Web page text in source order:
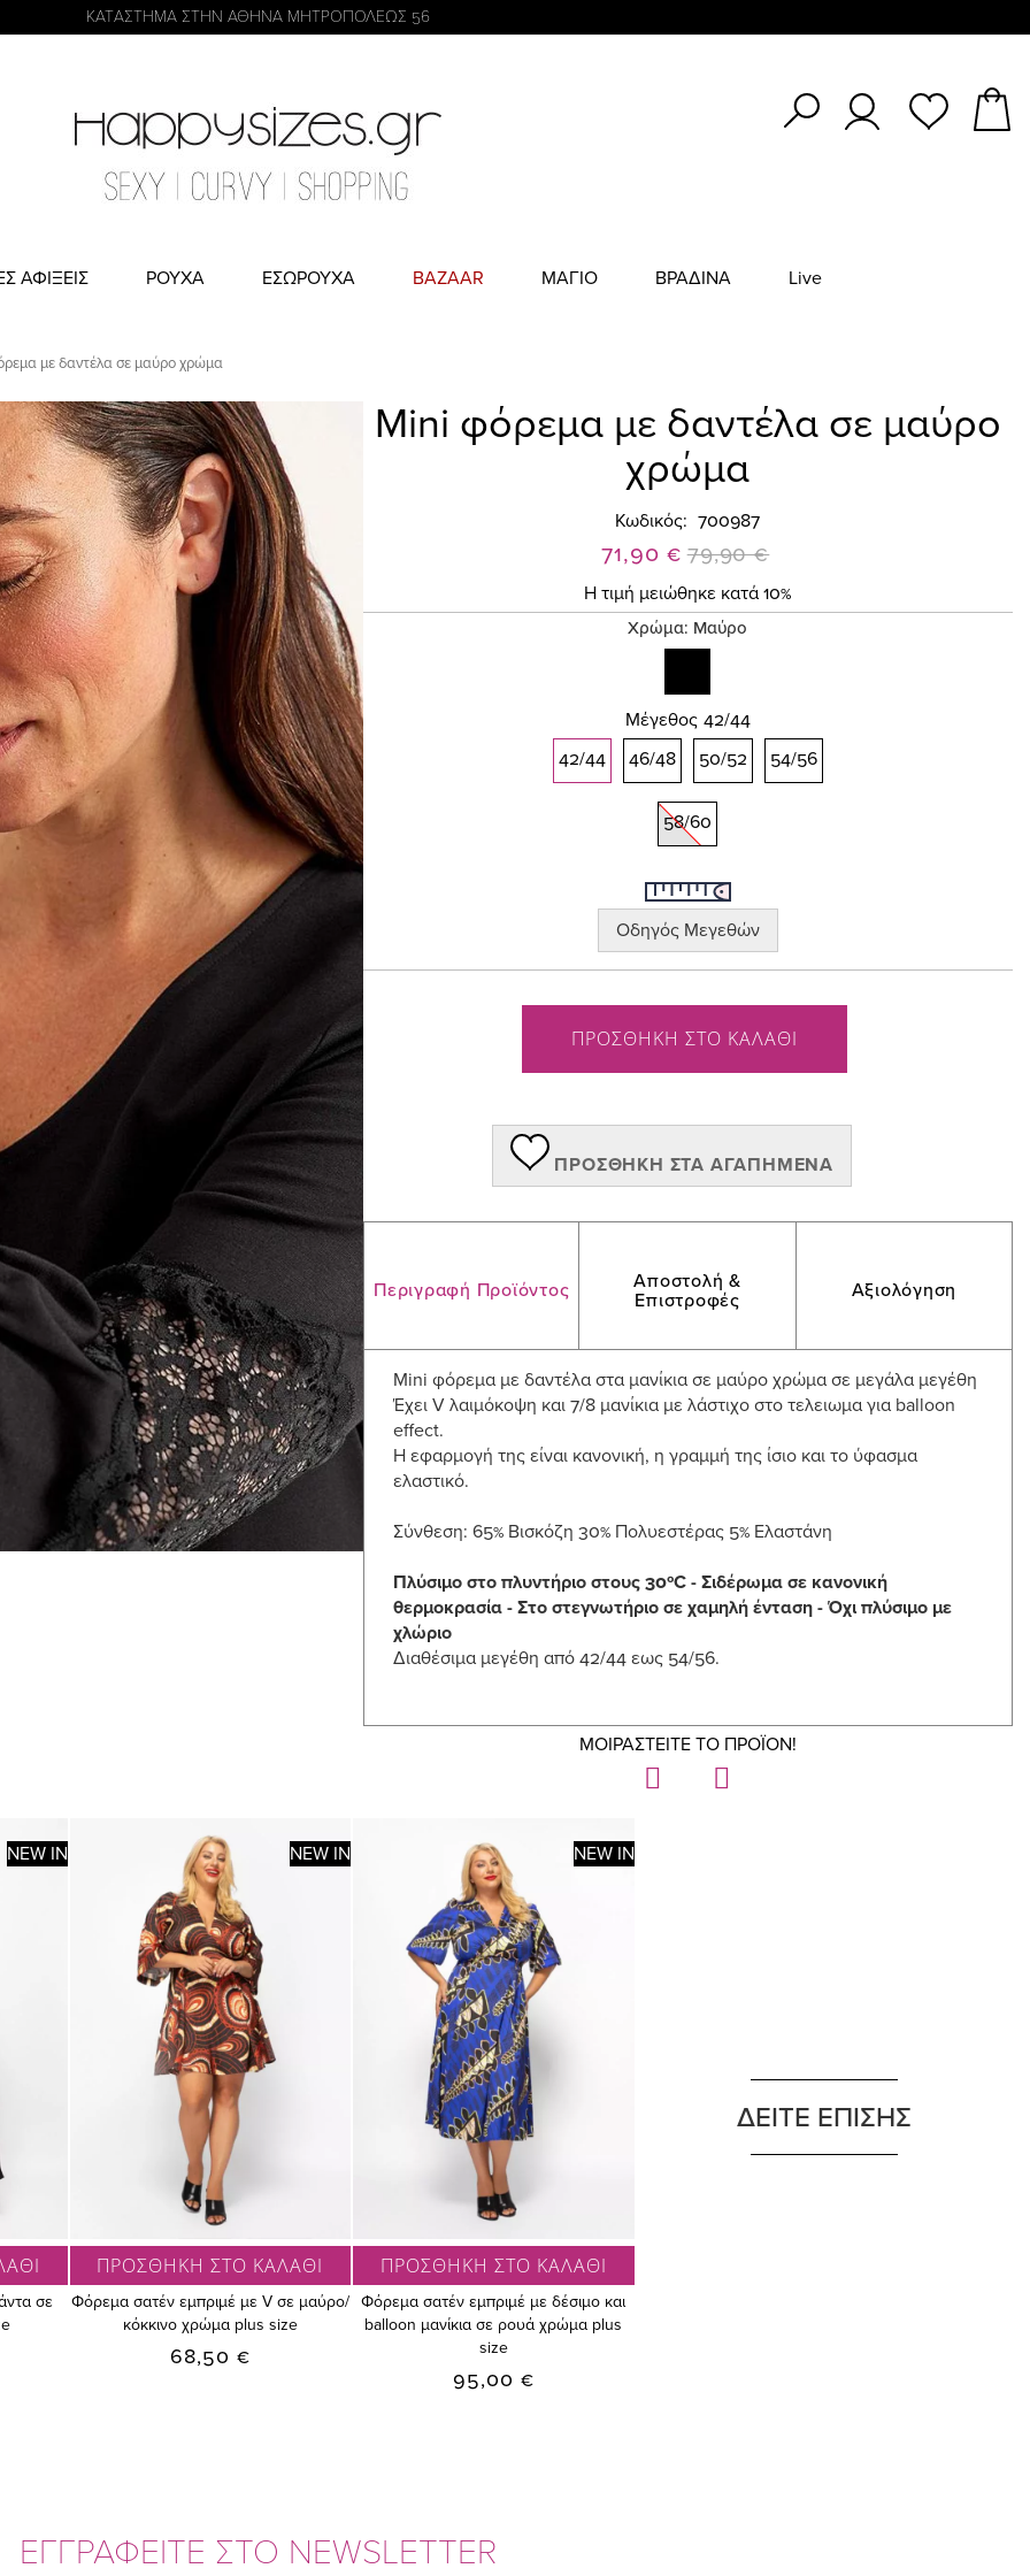
KATΑΣΤΗΜΑ ΣΤΗΝ ΑΘΗΝΑ ΜΗΤΡΟΠΟΛΕΩΣ 56
ΑΦΙΞΕΙΣ ΡΟΥΧΑ ΕΣΩΡΟΥΧΑ BAZAAR ΜΑΓΙΟ ΒΡΑΔΙΝΑ Live
με δαντέλα σε μαύρο χρώμα
Mini φόρεμα με δαντέλα σε μαύρο
χρώμα
Κωδικός 700987
Ειδική
Τιμή
71,90 € 79,90 €
Η τιμή μειώθηκε κατά 10%
Χρώμα: Μαύρο
Μέγεθος 42/44
42/44
46/48 50/52 54/56
58/60
Οδηγός Μεγεθών
ΠΡΟΣΘΗΚΗ ΣΤΟ ΚΑΛΑΘΙ
ΠΡΟΣΘΉΚΗ ΣΤΑ ΑΓΑΠΗΜΈΝΑ
Περιγραφή Προϊόντος
Αποστολή &
Επιστροφές
Αξιολόγηση
Mini φόρεμα με δαντέλα στα μανίκια σε μαύρο χρώμα σε μεγάλα μεγέθη
Έχει V λαιμόκοψη και 7/8 μανίκια με λάστιχο στο τελειωμα για balloon
effect.
Η εφαρμογή της είναι κανονική, η γραμμή της ίσιο και το ύφασμα
ελαστικό.
Σύνθεση: 65% Βισκόζη 30% Πολυεστέρας 5% Ελαστάνη
Πλύσιμο στο πλυντήριο στους 30ºC - Σιδέρωμα σε κανονική
θερμοκρασία - Στο στεγνωτήριο σε χαμηλή ένταση - Όχι πλύσιμο με
χλώριο
Διαθέσιμα μεγέθη από 42/44 εως 54/56.
ΜΟΙΡΑΣΤΕΙΤΕ ΤΟ ΠΡΟΪΟΝ!
NEW IN
σε
NEW IN
ΠΡΟΣΘΗΚΗ ΣΤΟ ΚΑΛΑΘΙ
Φόρεμα σατέν εμπριμέ με V σε μαύρο/
κόκκινο χρώμα plus size
68,50 €
NEW IN
ΠΡΟΣΘΗΚΗ ΣΤΟ ΚΑΛΑΘΙ
Φόρεμα σατέν εμπριμέ με δέσιμο και
balloon μανίκια σε ρουά χρώμα plus
size
95,00 €
ΔΕΙΤΕ ΕΠΙΣΗΣ
ΕΓΓΡΑΦΕΙΤΕ ΣΤΟ NEWSLETTER